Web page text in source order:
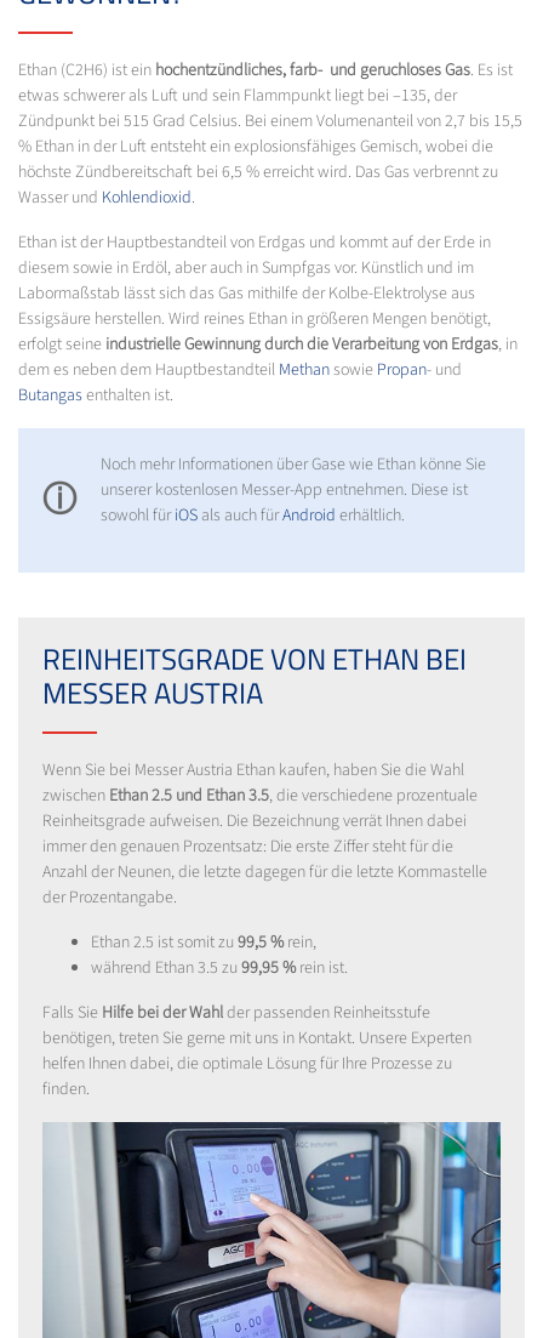
Ethan (C2H6) ist ein hochentzündliches, farb- und geruchloses Gas. Es ist
etwas schwerer als Luft und sein Flammpunkt liegt bei –135, der
Zündpunkt bei 515 Grad Celsius. Bei einem Volumenanteil von 2,7 bis 15,5
% Ethan in der Luft entsteht ein explosionsfähiges Gemisch, wobei die
höchste Zündbereitschaft bei 6,5 % erreicht wird. Das Gas verbrennt zu
Wasser und Kohlendioxid.
Ethan ist der Hauptbestandteil von Erdgas und kommt auf der Erde in
diesem sowie in Erdöl, aber auch in Sumpfgas vor. Künstlich und im
Labormaßstab lässt sich das Gas mithilfe der Kolbe-Elektrolyse aus
Essigsäure herstellen. Wird reines Ethan in größeren Mengen benötigt,
erfolgt seine industrielle Gewinnung durch die Verarbeitung von Erdgas, in
dem es neben dem Hauptbestandteil Methansowie Propan- und
Butangasenthalten ist.
ⓘ
Noch mehr Informationen über Gase wie Ethan könne Sie
unserer kostenlosen Messer-App entnehmen. Diese ist
sowohl füriOS als auch fürAndroid erhältlich.
REINHEITSGRADE VON ETHAN BEI
MESSER AUSTRIA
Wenn Sie bei Messer Austria Ethan kaufen, haben Sie die Wahl
zwischen Ethan 2.5 und Ethan 3.5, die verschiedene prozentuale
Reinheitsgrade aufweisen. Die Bezeichnung verrät Ihnen dabei
immer den genauen Prozentsatz: Die erste Ziffer steht für die
Anzahl der Neunen, die letzte dagegen für die letzte Kommastelle
der Prozentangabe.
Ethan 2.5 ist somit zu 99,5 %rein,
während Ethan 3.5 zu 99,95 %rein ist.
Falls Sie Hilfe bei der Wahlder passenden Reinheitsstufe
benötigen, treten Sie gerne mit uns in Kontakt. Unsere Experten
helfen Ihnen dabei, die optimale Lösung für Ihre Prozesse zu
finden.